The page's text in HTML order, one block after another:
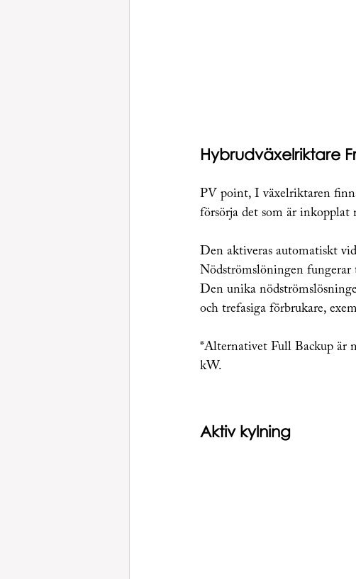
Hybrudväxelriktare
PV point, I växelriktaren
försörja det som är
Den aktiveras automatiskt
Nödströmslöningen fungerar
Den unika
och trefasiga förbrukare,
*Alternativet Full Backup är
kW.
Aktiv kylning